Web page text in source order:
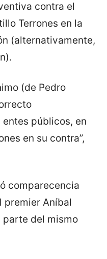
contra el
Terrones en la
(alternativamente,
(de Pedro
públicos, en
en su contra”,
comparecencia
premier Aníbal
parte del mismo